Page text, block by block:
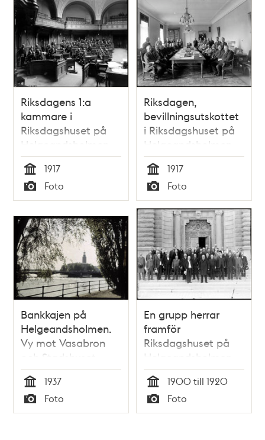
Riksdagens 1:a
kammare i
Riksdagshuset på
Helgeandsholmen
Tid
1917
Typ
Foto
Riksdagen,
bevillningsutskottet
i Riksdagshuset på
Helgeandsholmen
Tid
1917
Typ
Foto
Bankkajen på
Helgeandsholmen.
Vy mot Vasabron
och Stadshuset
Tid
1937
Typ
Foto
En grupp herrar
framför
Riksdagshuset på
Helgeandsholmen
Tid
1900 till 1920
Typ
Foto